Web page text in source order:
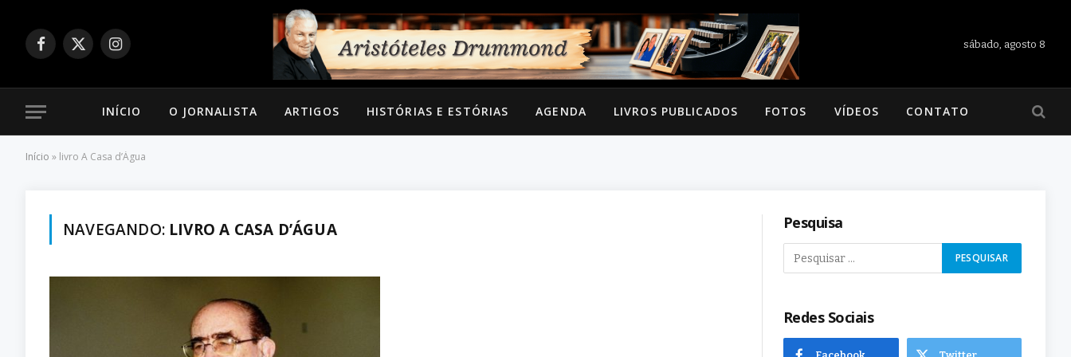
Facebook
X
Instagram
sábado, agosto 8
INÍCIO O JORNALISTA ARTIGOS HISTÓRIAS E ESTÓRIAS AGENDA LIVROS PUBLICADOS FOTOS VÍDEOS CONTATO
Início » livro A Casa d’Água
NAVEGANDO: LIVRO A CASA D’ÁGUA Pesquisa
Redes Sociais